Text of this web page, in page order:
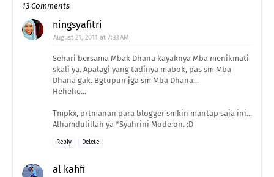
13 Comments
ningsyafitri
August 21, 2011 at 7:33 AM
Sehari bersama Mbak Dhana kayaknya Mba menikmati
skali ya. Apalagi yang tadinya mabok, pas sm Mba
Dhana gak. Bgtupun jga sm Mba Dhana...
Hehehe...
Tmpkx, prtmanan para blogger smkin mantap saja ini...
Alhamdulillah ya *Syahrini Mode:on. :D
Reply Delete
al kahfi